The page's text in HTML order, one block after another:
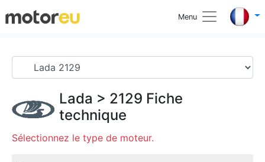
Menu
Lada > 2129 Fiche
technique
Sélectionnez le type de moteur.